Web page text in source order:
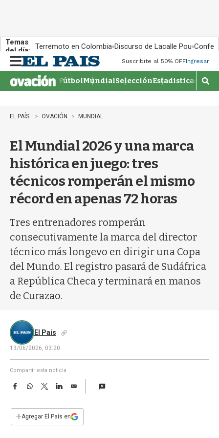
Temas
del día:
Terremoto en Colombia Discurso de Lacalle Pou
n
u
Suscribite al 50% OFFIngresar
FútbolMundialSelecciónEstadisticas
M
o
EL PAÍS OVACIÓN MUNDIAL
El Mundial 2026 y una marca
histórica en juego: tres
técnicos romperán el mismo
récord en apenas 72 horas
Tres entrenadores romperán
consecutivamente la marca del director
técnico más longevo en dirigir una Copa
del Mundo. El registro pasará de Sudáfrica
a República Checa y terminará en manos
de Curazao.
El País
13/06/2026, 03:20
Compartir esta noticia
F
e
b
W
s
T
w
t
L
E
i
l
+Agregar El País en